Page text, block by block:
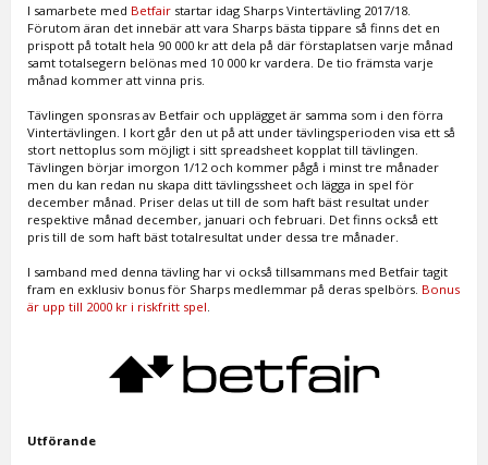
Bli medlem gratishos oss och du kommer att få möjlighet att skapa trådar,
skriva inlägg, ta del av spel från "procappers" och mycket annat.
I samarbete med Betfair startar idag Sharps Vintertävling 2017/18.
Förutom äran det innebär att vara Sharps bästa tippare så finns det en
prispott på totalt hela 90 000 kr att dela på där förstaplatsen varje månad
samt totalsegern belönas med 10 000 kr vardera. De tio främsta varje
månad kommer att vinna pris.
Tävlingen sponsras av Betfair och upplägget är samma som i den förra
Vintertävlingen. I kort går den ut på att under tävlingsperioden visa ett så
stort nettoplus som möjligt i sitt spreadsheet kopplat till tävlingen.
Tävlingen börjar imorgon 1/12 och kommer pågå i minst tre månader
men du kan redan nu skapa ditt tävlingssheet och lägga in spel för
december månad. Priser delas ut till de som haft bäst resultat under
respektive månad december, januari och februari. Det finns också ett
pris till de som haft bäst totalresultat under dessa tre månader.
I samband med denna tävling har vi också tillsammans med Betfair tagit
fram en exklusiv bonus för Sharps medlemmar på deras spelbörs. Bonus
är upp till 2000 kr i riskfritt spel
Utförande